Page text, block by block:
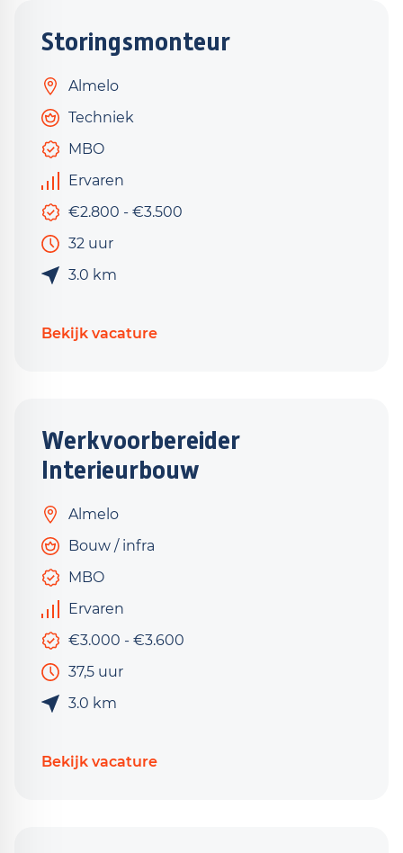
Storingsmonteur
Almelo
Techniek
MBO
Ervaren
€2.800 - €3.500
32 uur
3.0 km
Bekijk vacature
Werkvoorbereider
Interieurbouw
Almelo
Bouw / infra
MBO
Ervaren
€3.000 - €3.600
37,5 uur
3.0 km
Bekijk vacature